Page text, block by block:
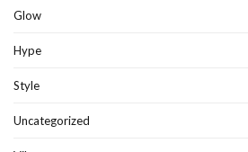
Glow
Hype
Style
Uncategorized